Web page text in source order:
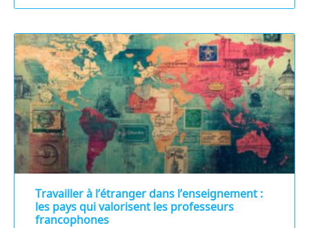
Travailler à l’étranger dans l’enseignement :
les pays qui valorisent les professeurs
francophones